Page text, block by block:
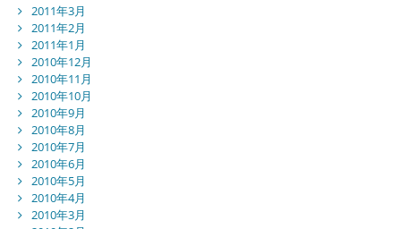
2011年3月
2011年2月
2011年1月
2010年12月
2010年11月
2010年10月
2010年9月
2010年8月
2010年7月
2010年6月
2010年5月
2010年4月
2010年3月